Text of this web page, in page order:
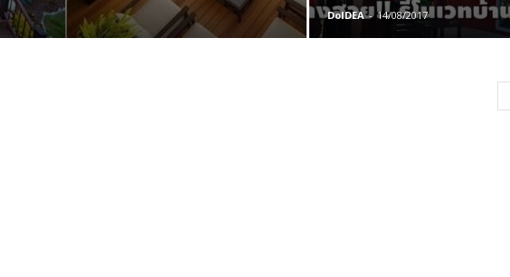
DoIDEA - 14/08/2017